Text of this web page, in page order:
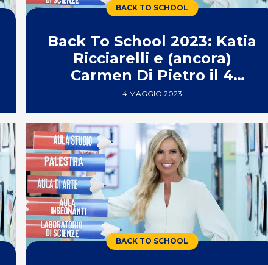
BACK TO SCHOOL
Back To School 2023: Katia
Ricciarelli e (ancora)
Carmen Di Pietro il 4
maggio
4 MAGGIO 2023
BACK TO SCHOOL